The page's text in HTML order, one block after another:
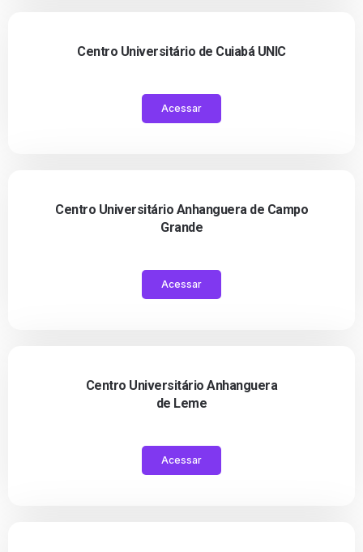
Centro Universitário de Cuiabá UNIC
Acessar
Centro Universitário Anhanguera de Campo
Grande
Acessar
Centro Universitário Anhanguera
de Leme
Acessar